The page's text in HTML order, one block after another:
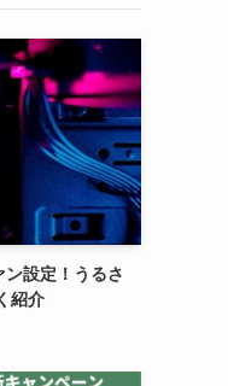
ン設定！うるさ
紹介